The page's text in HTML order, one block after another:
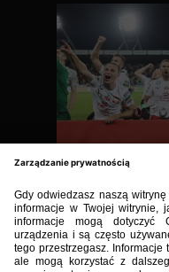
BIBLIOTEKA PZPN